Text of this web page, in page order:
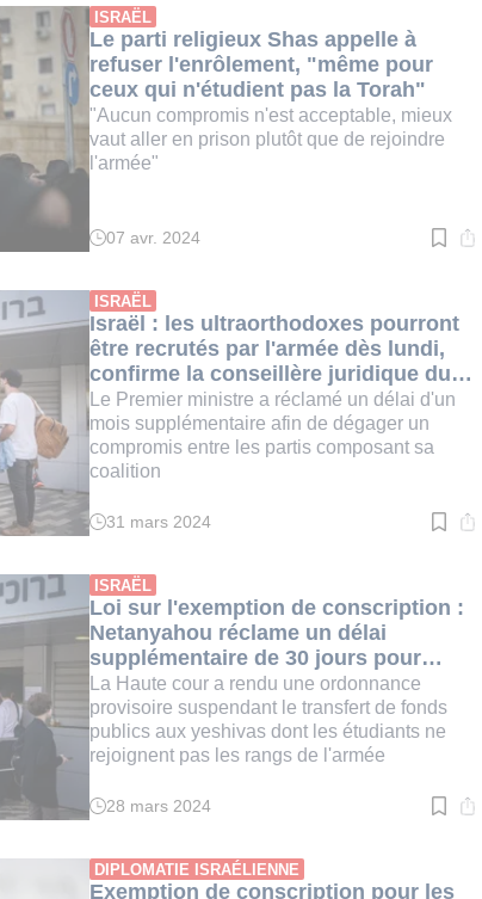
:
2
min.
ISRAËL
Le parti religieux Shas appelle à
refuser l'enrôlement, "même pour
ceux qui n'étudient pas la Torah"
"Aucun compromis n'est acceptable, mieux
vaut aller en prison plutôt que de rejoindre
l'armée"
Temps
:
2
min.
07 avr. 2024
ISRAËL
Israël : les ultraorthodoxes pourront
être recrutés par l'armée dès lundi,
confirme la conseillère juridique du
gouvernement
Le Premier ministre a réclamé un délai d'un
mois supplémentaire afin de dégager un
compromis entre les partis composant sa
coalition
Temps
:
2
min.
31 mars 2024
ISRAËL
Loi sur l'exemption de conscription :
Netanyahou réclame un délai
supplémentaire de 30 jours pour
dégager un compromis
La Haute cour a rendu une ordonnance
provisoire suspendant le transfert de fonds
publics aux yeshivas dont les étudiants ne
rejoignent pas les rangs de l'armée
Temps
:
2
28 mars 2024
DIPLOMATIE ISRAÉLIENNE
Exemption de conscription pour les